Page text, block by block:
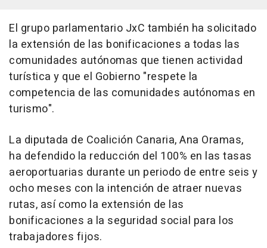
El grupo parlamentario JxC también ha solicitado
la extensión de las bonificaciones a todas las
comunidades autónomas que tienen actividad
turística y que el Gobierno "respete la
competencia de las comunidades autónomas en
turismo".
La diputada de Coalición Canaria, Ana Oramas,
ha defendido la reducción del 100% en las tasas
aeroportuarias durante un periodo de entre seis y
ocho meses con la intención de atraer nuevas
rutas, así como la extensión de las
bonificaciones a la seguridad social para los
trabajadores fijos.